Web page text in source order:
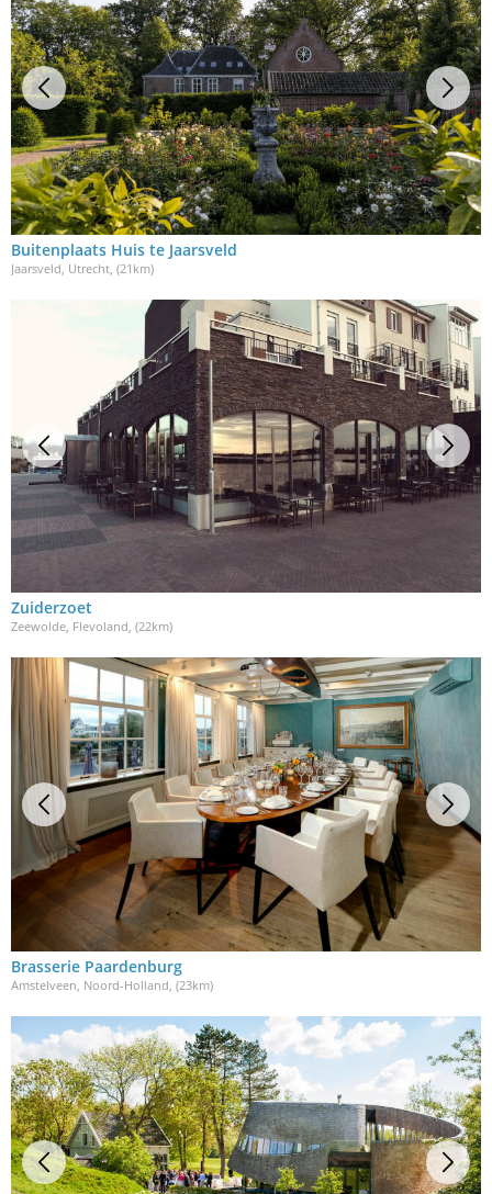
Buitenplaats Huis te Jaarsveld
Jaarsveld, Utrecht , (21km)
Zuiderzoet
Zeewolde, Flevoland, (22km)
Brasserie Paardenburg
Amstelveen, Noord-Holland , (23km)